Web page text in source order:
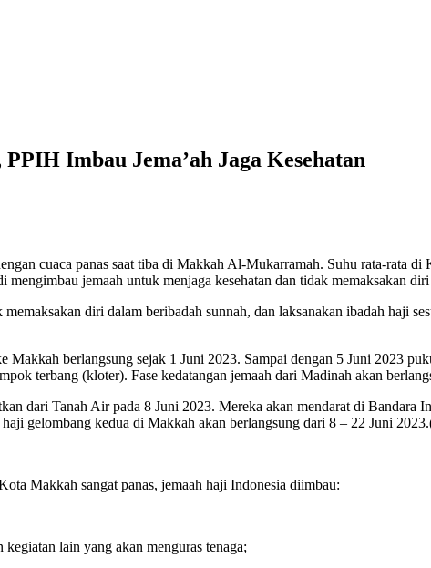
Imbau Jema’ah Jaga Kesehatan
cuaca panas saat tiba di Makkah Al-Mukarramah. Suhu rata-rata
jemaah untuk menjaga kesehatan dan tidak memaksakan
diri dalam beribadah sunnah, dan laksanakan ibadah haji
Makkah berlangsung sejak 1 Juni 2023. Sampai dengan 5 Juni 2023
terbang (kloter). Fase kedatangan jemaah dari Madinah akan
dari Tanah Air pada 8 Juni 2023. Mereka akan mendarat di
gelombang kedua di Makkah akan berlangsung dari 8 – 22 Juni
Makkah sangat panas, jemaah haji Indonesia diimbau:
lain yang akan menguras tenaga;